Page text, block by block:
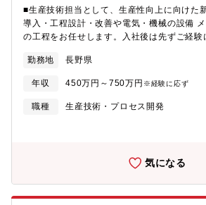
■生産技術担当として、生産性向上に向けた
導入・工程設計・改善や電気・機械の設備
の工程をお任せします。入社後は先ずご経験
社で製造ラインを開発し、世界レベルのモノ
る同社で、豊かな発想と創意工夫で、より高
を構築することがミッションです。日々の保
め、生産を滞りなく進めることも重要なポジ
スバル社の約5割の車両に同社のクラクショ
ことで、技術力の向上を図っております。国
ーカーを安定的な取引を実現しており、高級
製品が導入されています。今後自動車業界
る中、クラクションの必要性は変わらず今
勤務地 長野県
年収 450万円～750万円 ※経験に応ず
職種
生産技術・プロセス開発
気になる